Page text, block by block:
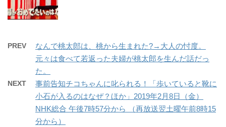
PREV
なんで桃太郎は、桃から生まれた?→大人の忖度。
元々は食べて若返った夫婦が桃太郎を生んだ話だっ
た。
NEXT
事前告知チコちゃんに叱られる！「歩いていると靴に
小石が入るのはなぜ？ほか」2019年2月8日（金）
NHK総合 午後7時57分から （再放送翌土曜午前8時15
分から）